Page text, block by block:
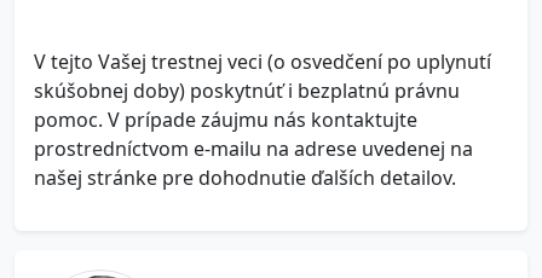
V tejto Vašej trestnej veci (o osvedčení po uplynutí
skúšobnej doby) poskytnúť i bezplatnú právnu
pomoc. V prípade záujmu nás kontaktujte
prostredníctvom e-mailu na adrese uvedenej na
našej stránke pre dohodnutie ďalších detailov.